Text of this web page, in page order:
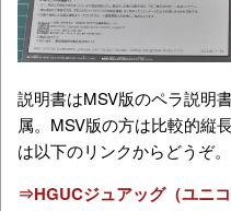
説明書はMSV版のペラ説明
属。MSV版の方は比較的縦
は以下のリンクからどうぞ。
⇒HGUCジュアッグ（ユニ